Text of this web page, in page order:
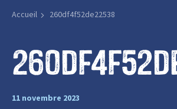
Accueil 260df4f52de22538
11 novembre 2023